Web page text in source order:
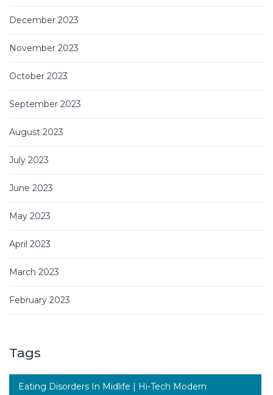
December 2023
November 2023
October 2023
September 2023
August 2023
July 2023
June 2023
May 2023
April 2023
March 2023
February 2023
Tags
Eating Disorders In Midlife | Hi-Tech Modern